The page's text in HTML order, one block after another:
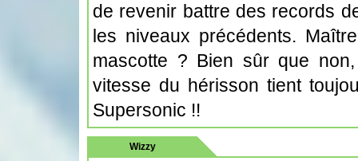
de revenir battre des records
les niveaux précédents.
mascotte ? Bien sûr que
vitesse du hérisson tient
Supersonic !!
Wizzy